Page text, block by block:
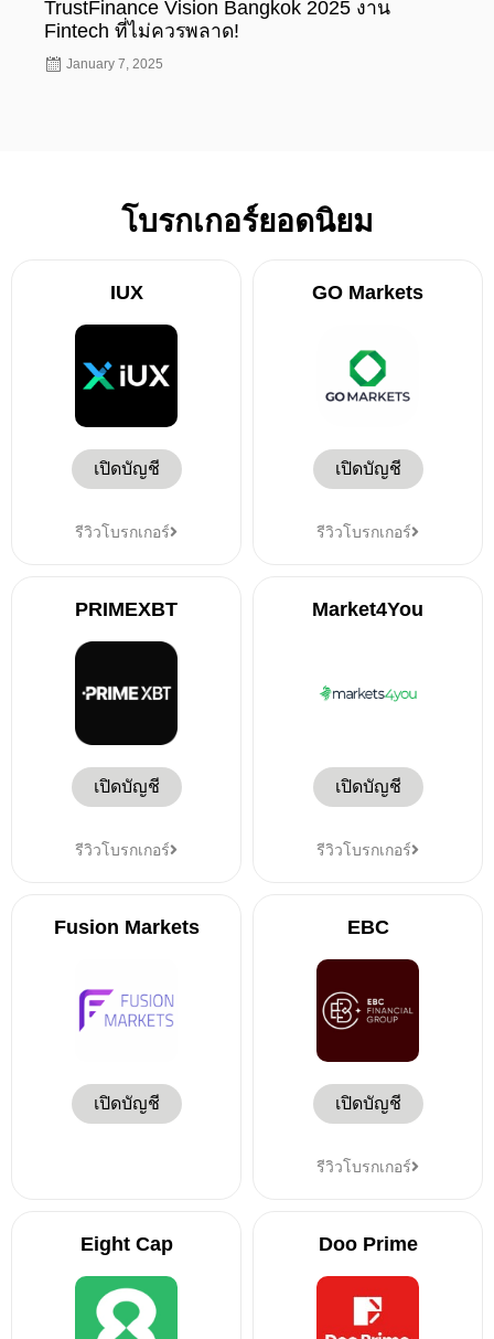
TrustFinance Vision Bangkok 2025 งาน
Fintech ที่ไม่ควรพลาด!
January 7, 2025
โบรกเกอร์ยอดนิยม
IUX
เปิดบัญชี
รีวิวโบรกเกอร์
GO Markets
เปิดบัญชี
รีวิวโบรกเกอร์
PRIMEXBT
เปิดบัญชี
รีวิวโบรกเกอร์
Market4You
เปิดบัญชี
รีวิวโบรกเกอร์
Fusion Markets
เปิดบัญชี
EBC
เปิดบัญชี
รีวิวโบรกเกอร์
Eight Cap Doo Prime